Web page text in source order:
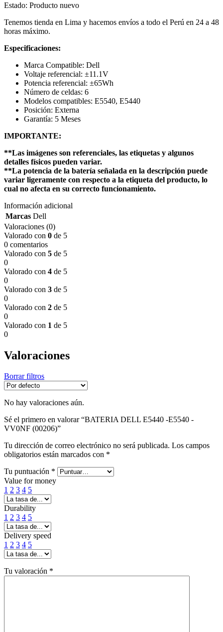
Estado: Producto nuevo
Tenemos tienda en Lima y hacemos envíos a todo el Perú en 24 a 48
horas máximo.
Especificaciones:
Marca Compatible: Dell
Voltaje referencial: ±11.1V
Potencia referencial: ±65Wh
Número de celdas: 6
Modelos compatibles: E5540, E5440
Posición: Externa
Garantía: 5 Meses
IMPORTANTE:
**Las imágenes son referenciales, las etiquetas y algunos
detalles físicos pueden variar.
**La potencia de la batería señalada en la descripción puede
variar ligeramente con respecto a la etiqueta del producto, lo
cual no afecta en su correcto funcionamiento.
Información adicional
Marcas Dell
Valoraciones (0)
Valorado con 0 de 5
0 comentarios
Valorado con 5 de 5
0
Valorado con 4 de 5
0
Valorado con 3 de 5
0
Valorado con 2 de 5
0
Valorado con 1 de 5
0
Valoraciones
Borrar filtros
No hay valoraciones aún.
Sé el primero en valorar “BATERIA DELL E5440 -E5540 -
VV0NF (00206)”
Tu dirección de correo electrónico no será publicada. Los campos
obligatorios están marcados con *
Tu puntuación *
Value for money
1 2 3 4 5
Durability
1 2 3 4 5
Delivery speed
1 2 3 4 5
Tu valoración *